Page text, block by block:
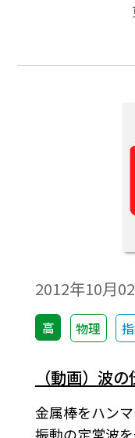
2012年10月
高 物理
（動画）波
金属棒をハン